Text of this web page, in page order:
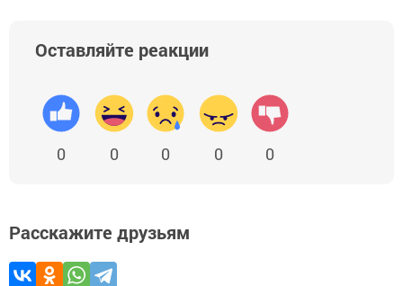
Оставляйте реакции
0 0 0 0 0
Расскажите друзьям